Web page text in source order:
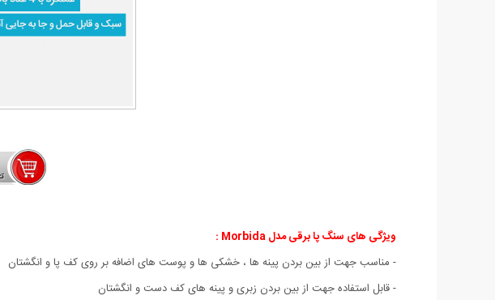
ویژگی های سنگ پا برقی مدل Morbida :
- مناسب جهت از بین بردن پینه ها ، خشکی ها و پوست های اضافه بر روی کف پا و انگشتان
- قابل استفاده جهت از بین بردن زبری و پینه های کف دست و انگشتان